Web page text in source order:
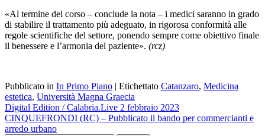
«Al termine del corso – conclude la nota – i medici saranno in grado
di stabilire il trattamento più adeguato, in rigorosa conformità alle
regole scientifiche del settore, ponendo sempre come obiettivo finale
il benessere e l’armonia del paziente». (rcz)
Pubblicato in In Primo Piano | Etichettato Catanzaro, Medicina
estetica, Università Magna Graecia
Navigazione
articoli
Digital Edition / Calabria.Live 2 febbraio 2023
CINQUEFRONDI (RC) – Pubblicato il bando per commercianti e
arredo urbano